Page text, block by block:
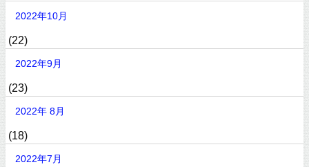
2022年10月
(22)
2022年9月
(23)
2022年 8月
(18)
2022年7月